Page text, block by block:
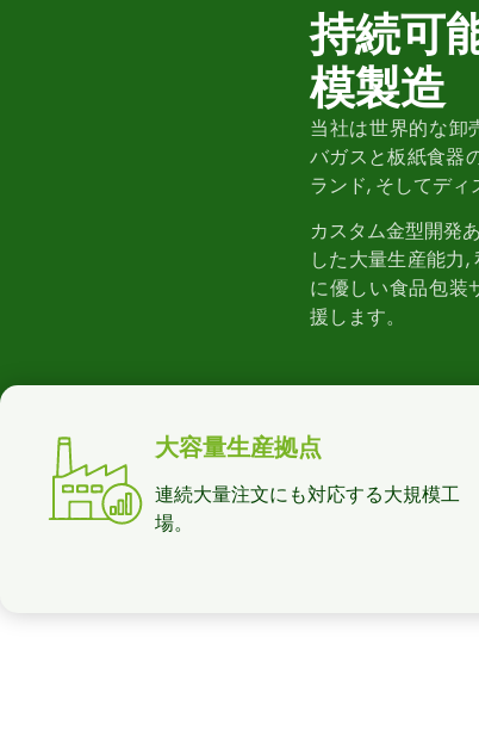
持続可
模製造
当社は世界的な卸
バガスと板紙食器
ランド, そしてディ
カスタム金型開発
した大量生産能力
に優しい食品包装
援します。
大容量生産拠点
連続大量注文にも対応する大規模工
場。